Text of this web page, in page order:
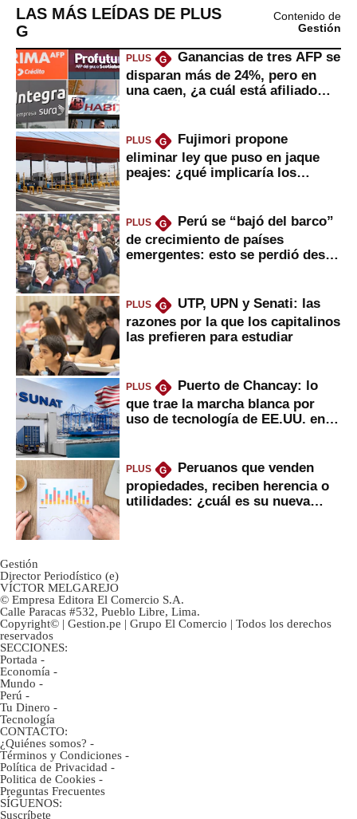
LAS MÁS LEÍDAS DE PLUS
G
Contenido de
Gestión
PLUS G
Ganancias de tres AFP se
disparan más de 24%, pero en
una caen, ¿a cuál está afiliado
PLUS G
Fujimori propone
eliminar ley que puso en jaque
peajes: ¿qué implicaría los
PLUS G
Perú se “bajó del barco”
de crecimiento de países
emergentes: esto se perdió desde
PLUS G
UTP, UPN y Senati: las
razones por la que los capitalinos
las prefieren para estudiar
PLUS G
Puerto de Chancay: lo
que trae la marcha blanca por
uso de tecnología de EE.UU. en
PLUS G
Peruanos que venden
propiedades, reciben herencia o
utilidades: ¿cuál es su nueva
Gestión
Director Periodístico (e)
VÍCTOR MELGAREJO
© Empresa Editora El Comercio S.A.
Calle Paracas #532, Pueblo Libre, Lima.
Copyright© | Gestion.pe | Grupo El Comercio | Todos los derechos
reservados
SECCIONES:
Portada -
Economía -
Mundo -
Perú -
Tu Dinero -
Tecnología
CONTACTO:
¿Quiénes somos? -
Términos y Condiciones -
Política de Privacidad -
Politica de Cookies -
Preguntas Frecuentes
SÍGUENOS:
Suscríbete